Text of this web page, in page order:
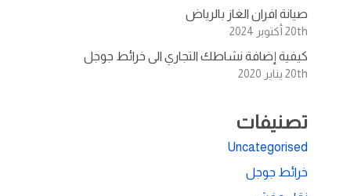
صيانة افران الغاز بالرياض
20th أكتوبر 2024
كيفية إضافة نشاطك التجاري الى خرائط جوجل
20th يناير 2020
تصنيفات
Uncategorised
خرائط جوجل